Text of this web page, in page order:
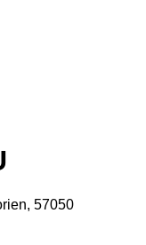
57050